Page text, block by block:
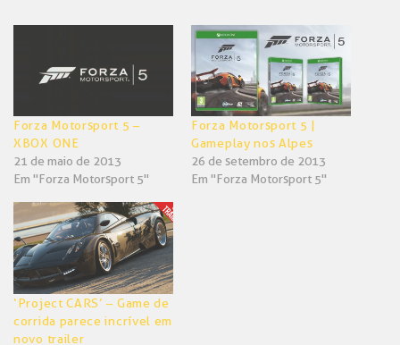
Forza Motorsport 5 –
XBOX ONE
21 de maio de 2013
Em "Forza Motorsport 5"
Forza Motorsport 5 |
Gameplay nos Alpes
26 de setembro de 2013
Em "Forza Motorsport 5"
‘Project CARS’ – Game de
corrida parece incrível em
novo trailer